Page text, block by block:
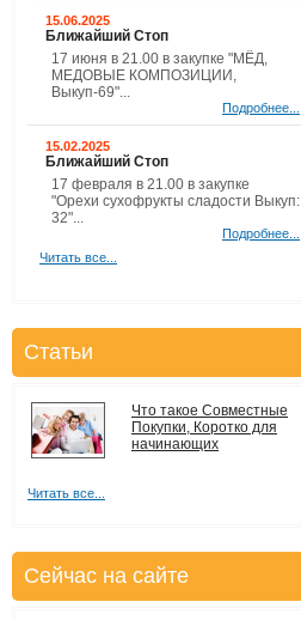
15.06.2025
Ближайший Стоп
17 июня в 21.00 в закупке "МЁД,
МЕДОВЫЕ КОМПОЗИЦИИ,
Выкуп-69"...
Подробнее...
15.02.2025
Ближайший Стоп
17 февраля в 21.00 в закупке
"Орехи сухофрукты сладости Выкуп:
32"...
Подробнее...
Читать все...
Статьи
Что такое Совместные
Покупки, Коротко для
начинающих
Читать все...
Сейчас на сайте